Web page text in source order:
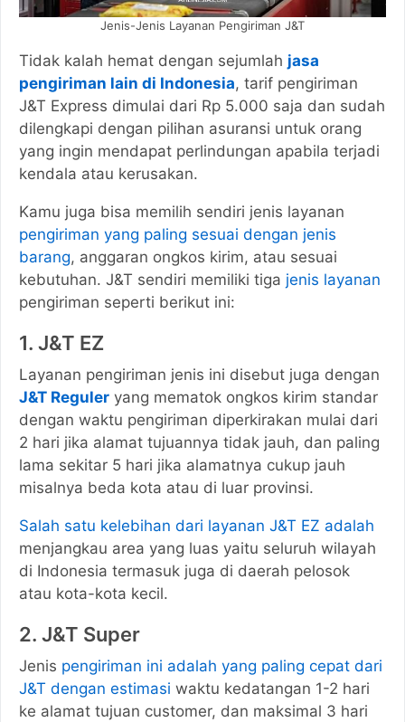
Jenis-Jenis Layanan Pengiriman J&T
Tidak kalah hemat dengan sejumlah jasa
pengiriman lain di Indonesia, tarif pengiriman
J&T Express dimulai dari Rp 5.000 saja dan sudah
dilengkapi dengan pilihan asuransi untuk orang
yang ingin mendapat perlindungan apabila terjadi
kendala atau kerusakan.
Kamu juga bisa memilih sendiri jenis layanan
pengiriman yang paling sesuai dengan jenis
barang, anggaran ongkos kirim, atau sesuai
kebutuhan. J&T sendiri memiliki tiga jenis layanan
pengiriman seperti berikut ini:
1. J&T EZ
Layanan pengiriman jenis ini disebut juga dengan
J&T Reguler yang mematok ongkos kirim standar
dengan waktu pengiriman diperkirakan mulai dari
2 hari jika alamat tujuannya tidak jauh, dan paling
lama sekitar 5 hari jika alamatnya cukup jauh
misalnya beda kota atau di luar provinsi.
Salah satu kelebihan dari layanan J&T EZ adalah
menjangkau area yang luas yaitu seluruh wilayah
di Indonesia termasuk juga di daerah pelosok
atau kota-kota kecil.
2. J&T Super
Jenis pengiriman ini adalah yang paling cepat dari
J&T dengan estimasi waktu kedatangan 1-2 hari
ke alamat tujuan customer, dan maksimal 3 hari